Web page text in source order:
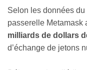
Selon les données du
passerelle Metamask
milliards de dollars
d’échange de jetons